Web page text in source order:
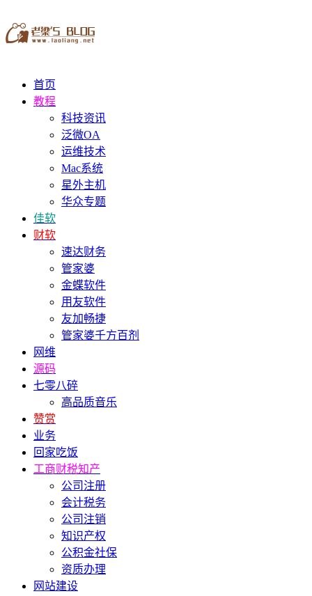
首页
教程
科技资讯
泛微OA
运维技术
Mac系统
星外主机
华众专题
佳软
财软
速达财务
管家婆
金蝶软件
用友软件
友加畅捷
管家婆千方百剂
网维
源码
七零八碎
高品质音乐
赞赏
业务
回家吃饭
工商财税知产
公司注册
会计税务
公司注销
知识产权
公积金社保
资质办理
网站建设